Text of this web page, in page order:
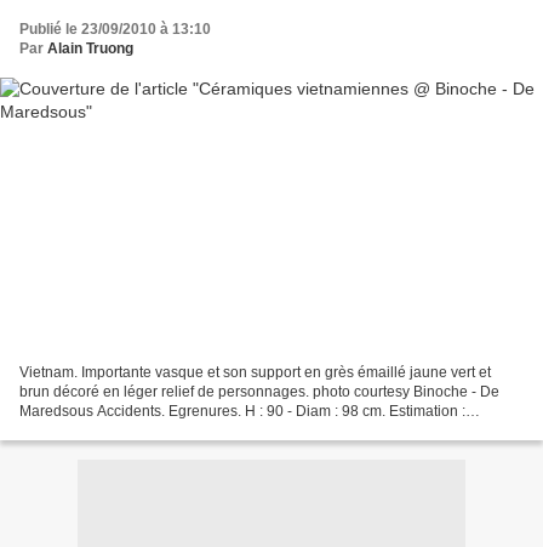
Publié le 23/09/2010 à 13:10
Par Alain Truong
Vietnam. Importante vasque et son support en grès émaillé jaune vert et
brun décoré en léger relief de personnages. photo courtesy Binoche - De
Maredsous Accidents. Egrenures. H : 90 - Diam : 98 cm. Estimation :